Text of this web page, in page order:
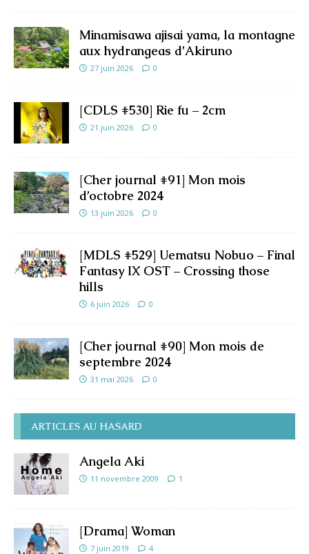
Minamisawa ajisai yama, la montagne
aux hydrangeas d’Akiruno
27 juin 2026 0
[CDLS #530] Rie fu – 2cm
21 juin 2026 0
[Cher journal #91] Mon mois
d’octobre 2024
13 juin 2026 0
[MDLS #529] Uematsu Nobuo – Final
Fantasy IX OST – Crossing those
hills
6 juin 2026 0
[Cher journal #90] Mon mois de
septembre 2024
31 mai 2026 0
ARTICLES AU HASARD
Angela Aki
11 novembre 2009 1
[Drama] Woman
7 juin 2019 4